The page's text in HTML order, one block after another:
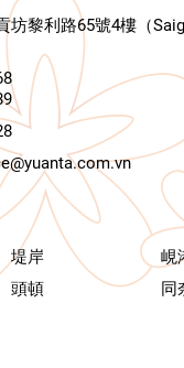
坊黎利路65號4樓（
堤岸
峴
頭頓 同